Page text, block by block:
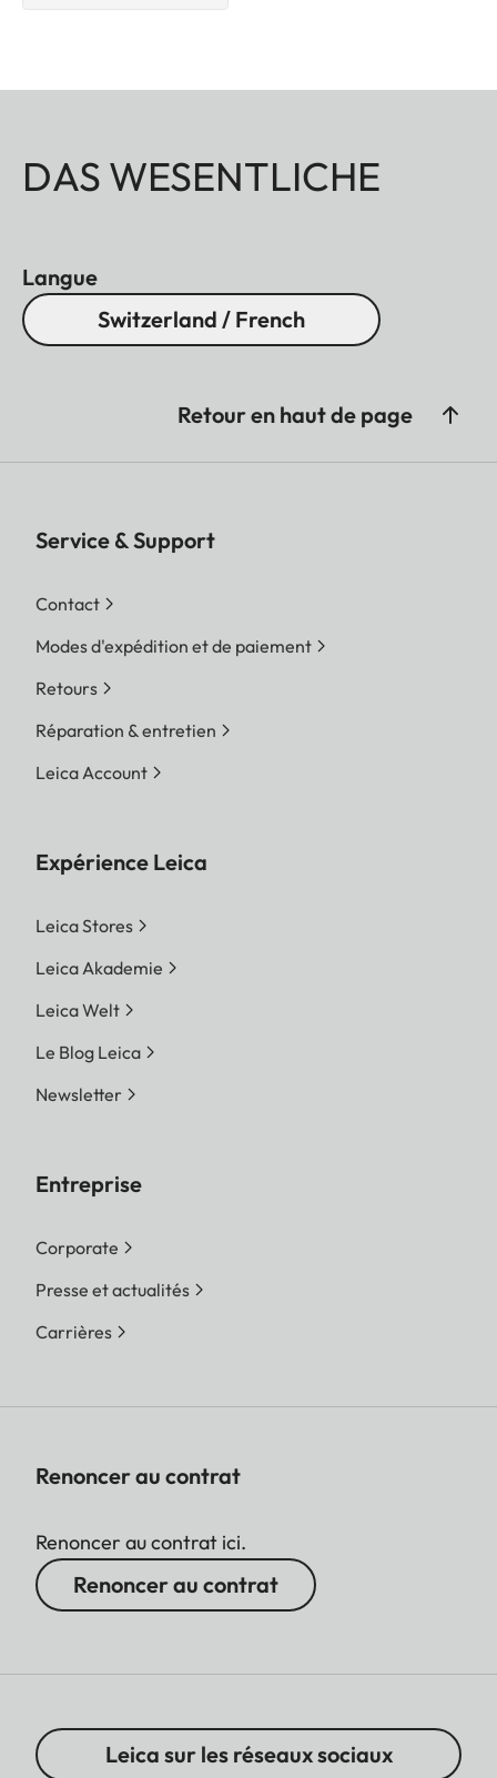
DAS WESENTLICHE
Langue
Switzerland / French
Retour en haut de page
Service & Support
Contact
Modes d'expédition et de paiement
Retours
Réparation & entretien
Leica Account
Expérience Leica
Leica Stores
Leica Akademie
Leica Welt
Le Blog Leica
Newsletter
Entreprise
Corporate
Presse et actualités
Carrières
Renoncer au contrat
Renoncer au contrat ici.
Renoncer au contrat
Leica sur les réseaux sociaux